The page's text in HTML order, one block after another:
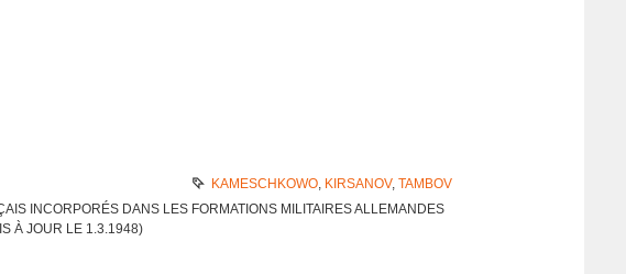
KAMESCHKOWO, KIRSANOV,TAMBOV
INCOR­PO­RÉS DANS LES FORMA­TIONS MILI­TAIRES ALLE­MANDES
À JOUR LE 1.3.1948)